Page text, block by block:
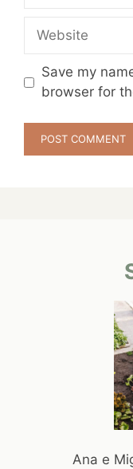
Website
Save my
browser for
Ana e